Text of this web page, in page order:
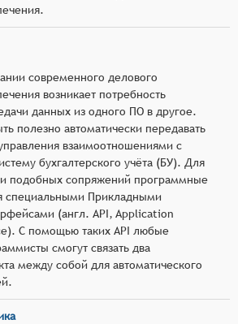
современного делового
возникает потребность
данных из одного ПО в другое.
полезно автоматически передавать
взаимоотношениями с
бухгалтерского учёта (БУ). Для
и подобных сопряжений программные
специальными Прикладными
(англ. API, Application
С помощью таких API любые
смогут связать два
между собой для автоматического